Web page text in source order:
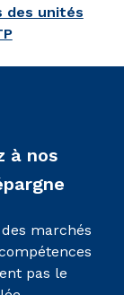
des unités
à nos
marchés
pas le